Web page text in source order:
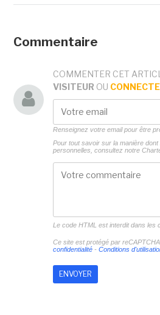
Commentaire
COMMENTER CET
VISITEUR OU
Renseignez votre email pour être
Pour tout savoir sur la manière
personnelles, consultez notre
Le code HTML est interdit dans les
Ce site est protégé par
confidentialité- Conditions